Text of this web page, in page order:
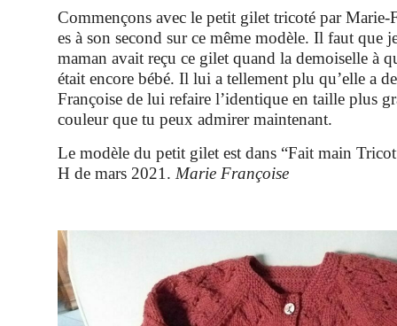
Commençons avec le petit gilet tricoté par Marie-
es à son second sur ce même modèle. Il faut que
maman avait reçu ce gilet quand la demoiselle à
était encore bébé. Il lui a tellement plu qu’elle a
Françoise de lui refaire l’identique en taille plus
couleur que tu peux admirer maintenant.
Le modèle du petit gilet est dans “Fait main
H de mars 2021. Marie Françoise